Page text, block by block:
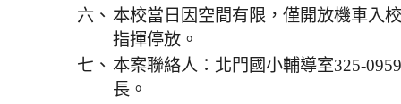
六、 本校當日因空間有限，僅開放機車入
指揮停放。
七、 本案聯絡人：北門國小輔導室325-
長。